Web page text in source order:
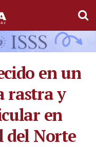
en un
rastra y
en
del Norte